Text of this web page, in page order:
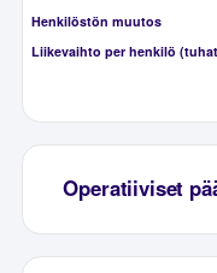
Henkilöstön muutos
Liikevaihto per henkilö
Operatiiviset